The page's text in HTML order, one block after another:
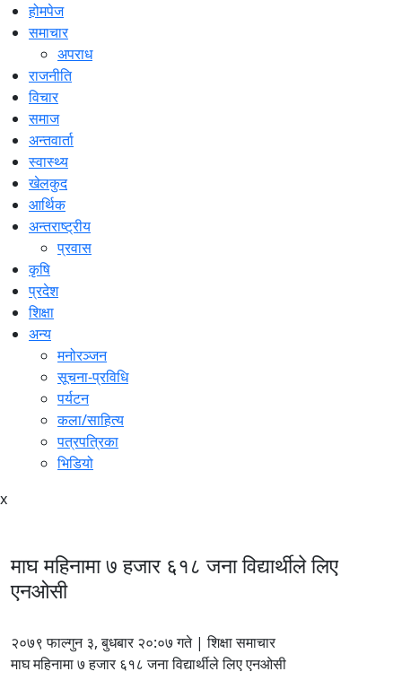
होमपेज
समाचार
अपराध
राजनीति
विचार
समाज
अन्तवार्ता
स्वास्थ्य
खेलकुद
आर्थिक
अन्तराष्ट्रीय
प्रवास
कृषि
प्रदेश
शिक्षा
अन्य
मनोरञ्जन
सूचना-प्रविधि
पर्यटन
कला/साहित्य
पत्रपत्रिका
भिडियो
x
माघ महिनामा ७ हजार ६१८ जना विद्यार्थीले लिए
एनओसी
२०७९ फाल्गुन ३, बुधबार २०:०७ गते | शिक्षा समाचार
माघ महिनामा ७ हजार ६१८ जना विद्यार्थीले लिए एनओसी